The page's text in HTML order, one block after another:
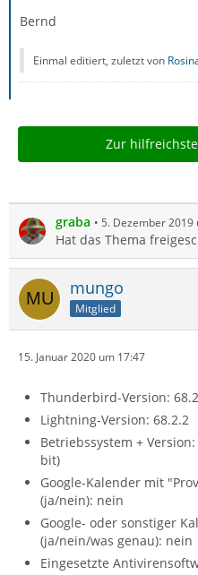
Bernd
Einmal editiert, zuletzt von
Zur
graba 5. Dezember 2019
Hat das Thema
mungo
Mitglied
15. Januar 2020 um 17:47
Thunderbird-Version:
Lightning-Version: 68.2.2
Betriebssystem +
bit)
Google-Kalender mit
(ja/nein): nein
Google- oder sonstiger
(ja/nein/was genau): nein
Eingesetzte